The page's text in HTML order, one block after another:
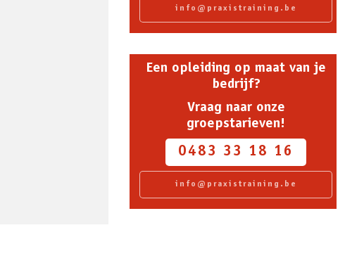
info@praxistraining.be
Een opleiding op maat van je
bedrijf?
Vraag naar onze
groepstarieven!
0483 33 18 16
info@praxistraining.be